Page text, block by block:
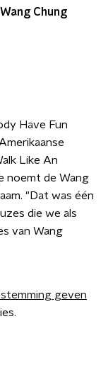
Wang Chung
Have Fun
Like An
noemt de Wang
"Dat was één
die we als
van Wang
geven